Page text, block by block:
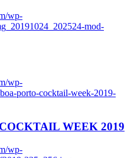
wp-
mod-
wp-
porto-cocktail-week-2019-
WEEK 2019
wp-